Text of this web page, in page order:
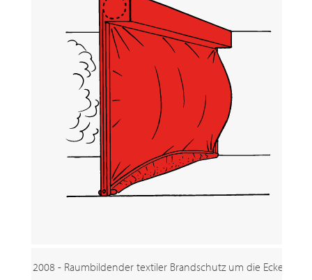
2008 - Raumbildender textiler Brandschutz um die Ecke